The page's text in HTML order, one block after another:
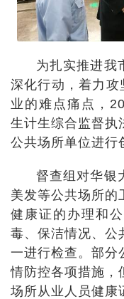
为扎实推进我
深化行动，着力攻
业的难点痛点，
生计生综合监督执
公共场所单位进行
督查组对华银
美发等公共场所的
健康证的办理和
毒、保洁情况、公
一进行检查。部分
情防控各项措施，
场所从业人员健康